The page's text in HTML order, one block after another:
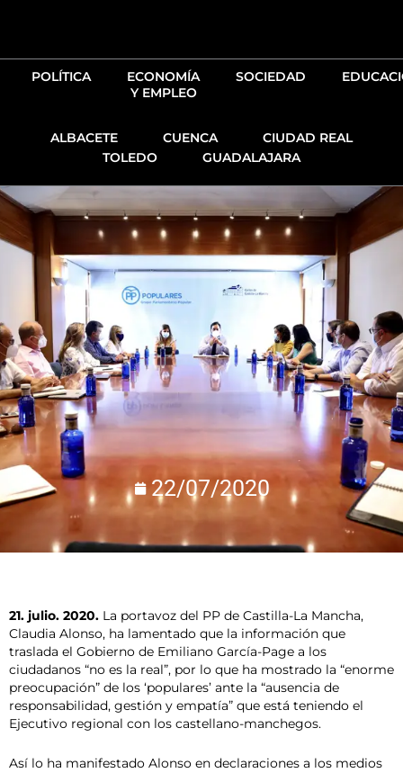
POLÍTICA
ECONOMÍA
Y EMPLEO
SOCIEDAD
ALBACETE CUENCA
CIUDAD REAL
TOLEDO
GUADALAJARA
22/07/2020
21. julio. 2020. La portavoz del PP de Castilla-La Mancha,
Claudia Alonso, ha lamentado que la información que
traslada el Gobierno de Emiliano García-Page a los
ciudadanos “no es la real”, por lo que ha mostrado la “enorme
preocupación” de los ‘populares’ ante la “ausencia de
responsabilidad, gestión y empatía” que está teniendo el
Ejecutivo regional con los castellano-manchegos.
Así lo ha manifestado Alonso en declaraciones a los medios